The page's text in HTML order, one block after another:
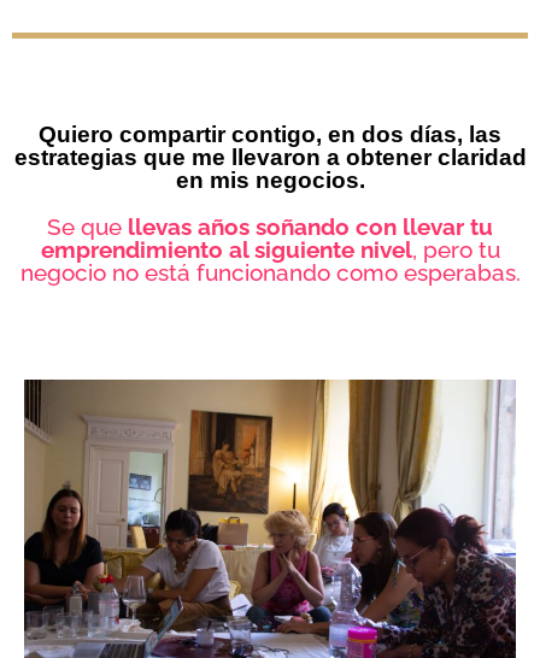
Quiero compartir contigo, en dos días, las
estrategias que me llevaron a obtener claridad
en mis negocios.
Se que llevas años soñando con llevar tu
emprendimiento al siguiente nivel, pero tu
negocio no está funcionando como esperabas.